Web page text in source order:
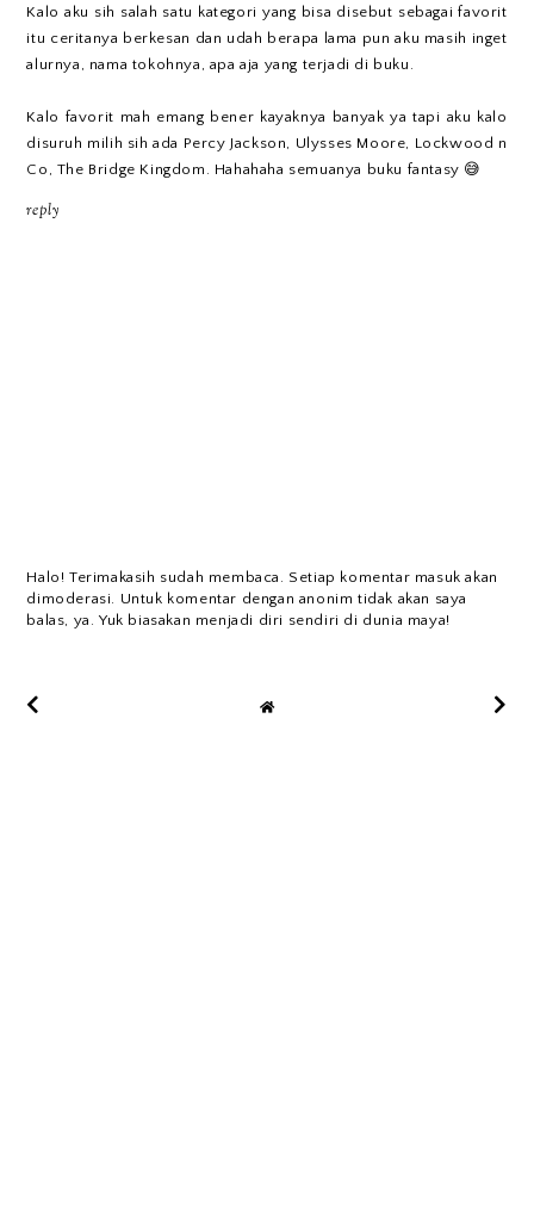
Kalo aku sih salah satu kategori yang bisa disebut sebagai favorit
itu ceritanya berkesan dan udah berapa lama pun aku masih inget
alurnya, nama tokohnya, apa aja yang terjadi di buku.
Kalo favorit mah emang bener kayaknya banyak ya tapi aku kalo
disuruh milih sih ada Percy Jackson, Ulysses Moore, Lockwood n
Co, The Bridge Kingdom. Hahahaha semuanya buku fantasy 😅
reply
Halo! Terimakasih sudah membaca. Setiap komentar masuk akan
dimoderasi. Untuk komentar dengan anonim tidak akan saya
balas, ya. Yuk biasakan menjadi diri sendiri di dunia maya!